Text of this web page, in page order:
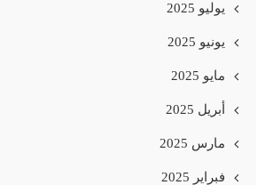
يوليو 2025
يونيو 2025
مايو 2025
أبريل 2025
مارس 2025
فبراير 2025